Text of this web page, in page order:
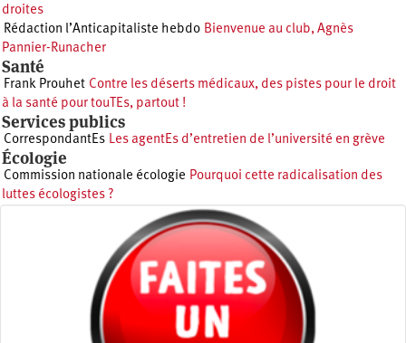
droites
Rédaction l’Anticapitaliste hebdo Bienvenue au club, Agnès
Pannier-Runacher
Santé
Frank Prouhet Contre les déserts médicaux, des pistes pour le droit
à la santé pour touTEs, partout !
Services publics
CorrespondantEs Les agentEs d’entretien de l’université en grève
Écologie
Commission nationale écologie Pourquoi cette radicalisation des
luttes écologistes ?